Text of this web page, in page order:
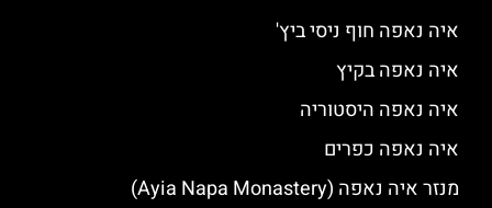
איה נאפה חוף ניסי ביץ'
איה נאפה בקיץ
איה נאפה היסטוריה
איה נאפה כפרים
מנזר איה נאפה (Ayia Napa Monastery)